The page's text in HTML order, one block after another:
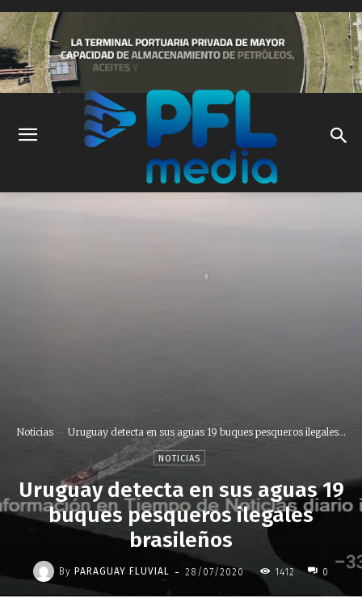
Noticias Uruguay detecta en sus aguas 19 buques pesqueros ilegales...
NOTICIAS
Uruguay detecta en sus aguas 19
buques pesqueros ilegales
brasileños
By PARAGUAY FLUVIAL - 28/07/2020 1412 0